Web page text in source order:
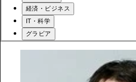
経済・ビジネス
IT・科学
グラビア